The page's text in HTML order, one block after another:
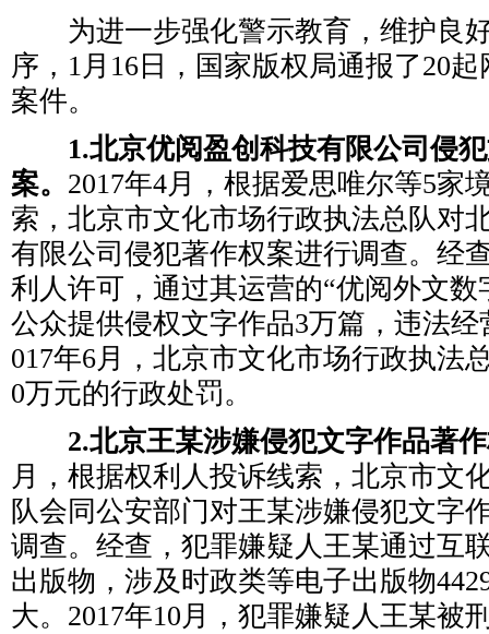
为进一步强化警示教育，维护良
序，1月16日，国家版权局通报了20
案件。
1.北京优阅盈创科技有限公司侵犯
案。 2017年4月，根据爱思唯尔等5家
索，北京市文化市场行政执法总队对
有限公司侵犯著作权案进行调查。经
利人许可，通过其运营的“优阅外文数
公众提供侵权文字作品3万篇，违法经
017年6月，北京市文化市场行政执法
0万元的行政处罚。
2.北京王某涉嫌侵犯文字作品著作
月，根据权利人投诉线索，北京市文
队会同公安部门对王某涉嫌侵犯文字
调查。经查，犯罪嫌疑人王某通过互
出版物，涉及时政类等电子出版物
大。2017年10月，犯罪嫌疑人王某被